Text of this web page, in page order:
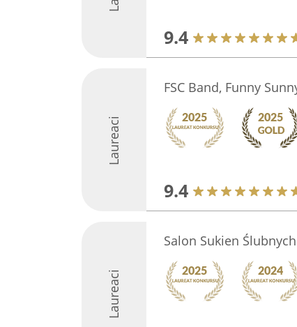
9.4
Laureaci
FSC Band, Funny
9.4
Laureaci
Salon Sukien